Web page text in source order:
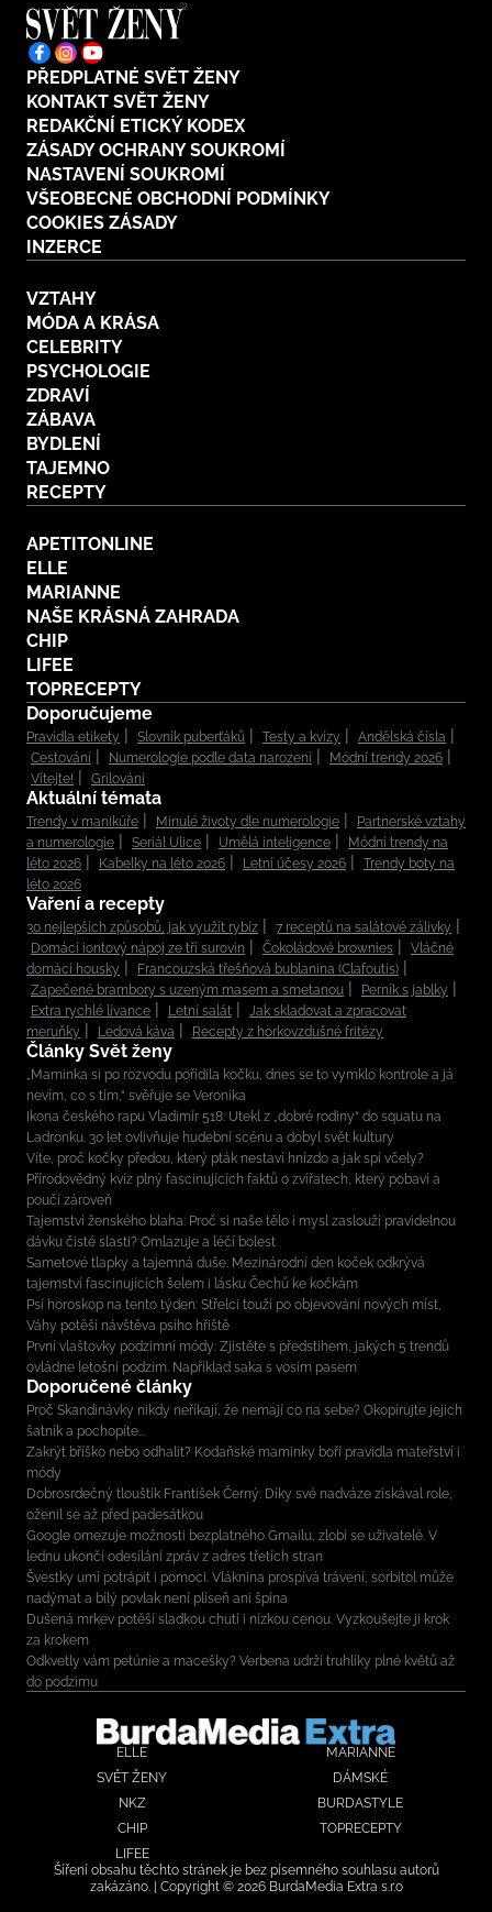
PŘEDPLATNÉ SVĚT ŽENY
KONTAKT SVĚT ŽENY
REDAKČNÍ ETICKÝ KODEX
ZÁSADY OCHRANY SOUKROMÍ
NASTAVENÍ SOUKROMÍ
VŠEOBECNÉ OBCHODNÍ PODMÍNKY
COOKIES ZÁSADY
INZERCE
VZTAHY
MÓDA A KRÁSA
CELEBRITY
PSYCHOLOGIE
ZDRAVÍ
ZÁBAVA
BYDLENÍ
TAJEMNO
RECEPTY
APETITONLINE
ELLE
MARIANNE
NAŠE KRÁSNÁ ZAHRADA
CHIP
LIFEE
TOPRECEPTY
Doporučujeme
Pravidla etikety Slovník puberťáků Testy a kvízy
Andělská čísla
Cestování
Numerologie podle data narození
Módní trendy 2026
Vítejte!
Grilování
Aktuální témata
Trendy v manikúře Minulé životy dle numerologie
Partnerské vztahy
a numerologie
Seriál Ulice Umělá inteligence
Módní trendy na
léto 2026
Kabelky na léto 2026 Letní účesy 2026
Trendy boty na
léto 2026
Vaření a recepty
30 nejlepších způsobů, jak využít rybíz
7 receptů na salátové zálivky
Domácí iontový nápoj ze tří surovin
Čokoládové brownies
Vláčné
domácí housky
Francouzská třešňová bublanina (Clafoutis)
Zapečené brambory s uzeným masem a smetanou
Perník s jablky
Extra rychlé lívance
Letní salát
Jak skladovat a zpracovat
meruňky
Ledová káva Recepty z horkovzdušné fritézy
Články Svět ženy
„Maminka si po rozvodu pořídila kočku, dnes se to vymklo kontrole a já
nevím, co s tím,“ svěřuje se Veronika
Ikona českého rapu Vladimír 518: Utekl z „dobré rodiny“ do squatu na
Ladronku. 30 let ovlivňuje hudební scénu a dobyl svět kultury
Víte, proč kočky předou, který pták nestaví hnízdo a jak spí včely?
Přírodovědný kvíz plný fascinujících faktů o zvířatech, který pobaví a
poučí zároveň
Tajemství ženského blaha: Proč si naše tělo i mysl zaslouží pravidelnou
dávku čisté slasti? Omlazuje a léčí bolest
Sametové tlapky a tajemná duše: Mezinárodní den koček odkrývá
tajemství fascinujících šelem i lásku Čechů ke kočkám
Psí horoskop na tento týden: Střelci touží po objevování nových míst,
Váhy potěší návštěva psího hřiště
První vlaštovky podzimní módy: Zjistěte s předstihem, jakých 5 trendů
ovládne letošní podzim. Například saka s vosím pasem
Doporučené články
Proč Skandinávky nikdy neříkají, že nemají co na sebe? Okopírujte jejich
šatník a pochopíte...
Zakrýt bříško nebo odhalit? Kodaňské maminky boří pravidla mateřství i
módy
Dobrosrdečný tlouštík František Černý: Díky své nadváze získával role,
oženil se až před padesátkou
Google omezuje možnosti bezplatného Gmailu, zlobí se uživatelé. V
lednu ukončí odesílání zpráv z adres třetích stran
Švestky umí potrápit i pomoci. Vláknina prospívá trávení, sorbitol může
nadýmat a bílý povlak není plíseň ani špína
Dušená mrkev potěší sladkou chutí i nízkou cenou. Vyzkoušejte ji krok
za krokem
Odkvetly vám petúnie a macešky? Verbena udrží truhlíky plné květů až
do podzimu
ELLE
MARIANNE
SVĚT ŽENY
DÁMSKÉ
NKZ
BURDASTYLE
CHIP
TOPRECEPTY
LIFEE
Šíření obsahu těchto stránek je bez písemného souhlasu autorů
zakázáno. | Copyright © 2026 BurdaMedia Extra s.r.o